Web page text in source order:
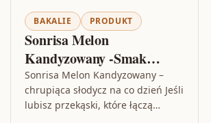
BAKALIE PRODUKT
Sonrisa Melon
Kandyzowany -Smak
Brzoskwinia/marakuja 1kg
Sonrisa Melon Kandyzowany –
chrupiąca słodycz na co dzień Jeśli
lubisz przekąski, które łączą